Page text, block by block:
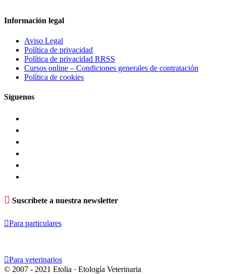
Información legal
Aviso Legal
Política de privacidad
Política de privacidad RRSS
Cursos online – Condiciones generales de contratación
Política de cookies
Síguenos
 Suscríbete a nuestra newsletter
Para particulares
Para veterinarios
© 2007 - 2021 Etolia · Etología Veterinaria